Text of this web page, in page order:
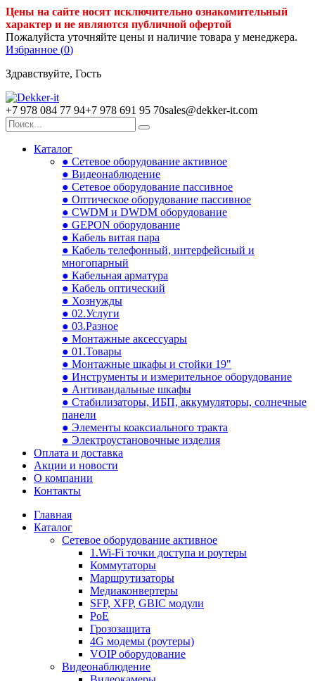
Цены на сайте носят исключительно ознакомительный
характер и не являются публичной офертой
Пожалуйста уточняйте цены и наличие товара у менеджера.
Избранное (0)
Здравствуйте, Гость
+7 978 084 77 94+7 978 691 95 70sales@dekker-it.com
Каталог
● Сетевое оборудование активное
● Видеонаблюдение
● Сетевое оборудование пассивное
● Оптическое оборудование пассивное
● CWDM и DWDM оборудование
● GEPON оборудование
● Кабель витая пара
● Кабель телефонный, интерфейсный и
многопарный
● Кабельная арматура
● Кабель оптический
● Хознужды
● 02.Услуги
● 03.Разное
● Монтажные аксессуары
● 01.Товары
● Монтажные шкафы и стойки 19"
● Инструменты и измерительное оборудование
● Антивандальные шкафы
● Стабилизаторы, ИБП, аккумуляторы, солнечные
панели
● Элементы коаксиального тракта
● Электроустановочные изделия
Оплата и доставка
Акции и новости
О компании
Контакты
Главная
Каталог
Сетевое оборудование активное
1.Wi-Fi точки доступа и роутеры
Коммутаторы
Маршрутизаторы
Медиаконвертеры
SFP, XFP, GBIC модули
PoE
Грозозащита
4G модемы (роутеры)
VOIP оборудование
Видеонаблюдение